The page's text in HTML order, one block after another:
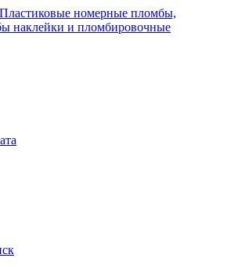
номерные пломбы,
наклейки и пломбировочные